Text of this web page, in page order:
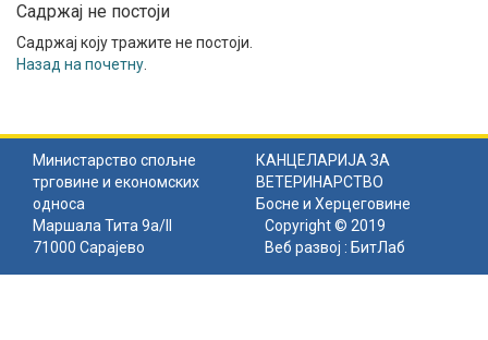
Садржај не постоји
Садржај коју тражите не постоји.
Назад на почетну
Министарство спољне
трговине и економских
односа
КАНЦЕЛАРИЈА ЗА
ВЕТЕРИНАРСТВО
Босне и Херцеговине
Маршала Тита 9а/II
71000 Сарајево
Copyright © 2019
Веб развој : БитЛаб